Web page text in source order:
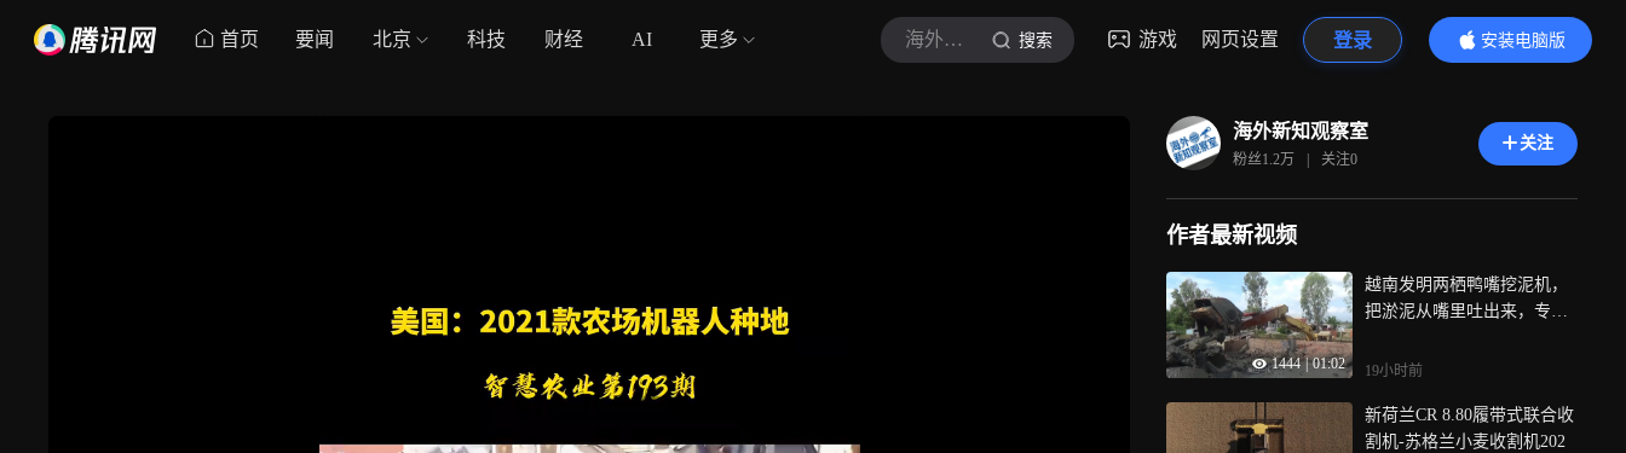
首页 要闻 北京 科技 财经 AI 更多 海外新知观察室 搜索 游戏 网页设置 登录
安装电脑版
内容更精彩
海外新知观察室
粉丝1.2万 | 关注0
关注
作者最新视频
1444 01:02
越南发明两栖鸭嘴挖泥机，
把淤泥从嘴里吐出来，专用
19小时前
新荷兰CR 8.80履带式联合收
割机-苏格兰小麦收割机202